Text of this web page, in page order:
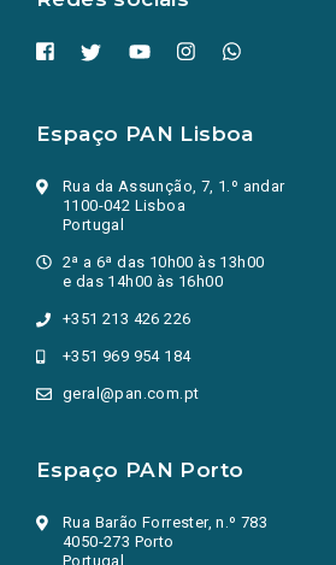
Espaço PAN Lisboa
Rua da Assunção, 7, 1.º andar
1100-042 Lisboa
Portugal
2ª a 6ª das 10h00 às 13h00
e das 14h00 às 16h00
+351 213 426 226
+351 969 954 184
geral@pan.com.pt
Espaço PAN Porto
Rua Barão Forrester, n.º 783
4050-273 Porto
Portugal